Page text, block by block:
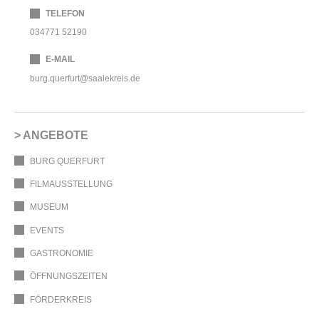
TELEFON
034771 52190
E-MAIL
burg.querfurt@saalekreis.de
ANGEBOTE
BURG QUERFURT
FILMAUSSTELLUNG
MUSEUM
EVENTS
GASTRONOMIE
ÖFFNUNGSZEITEN
FÖRDERKREIS